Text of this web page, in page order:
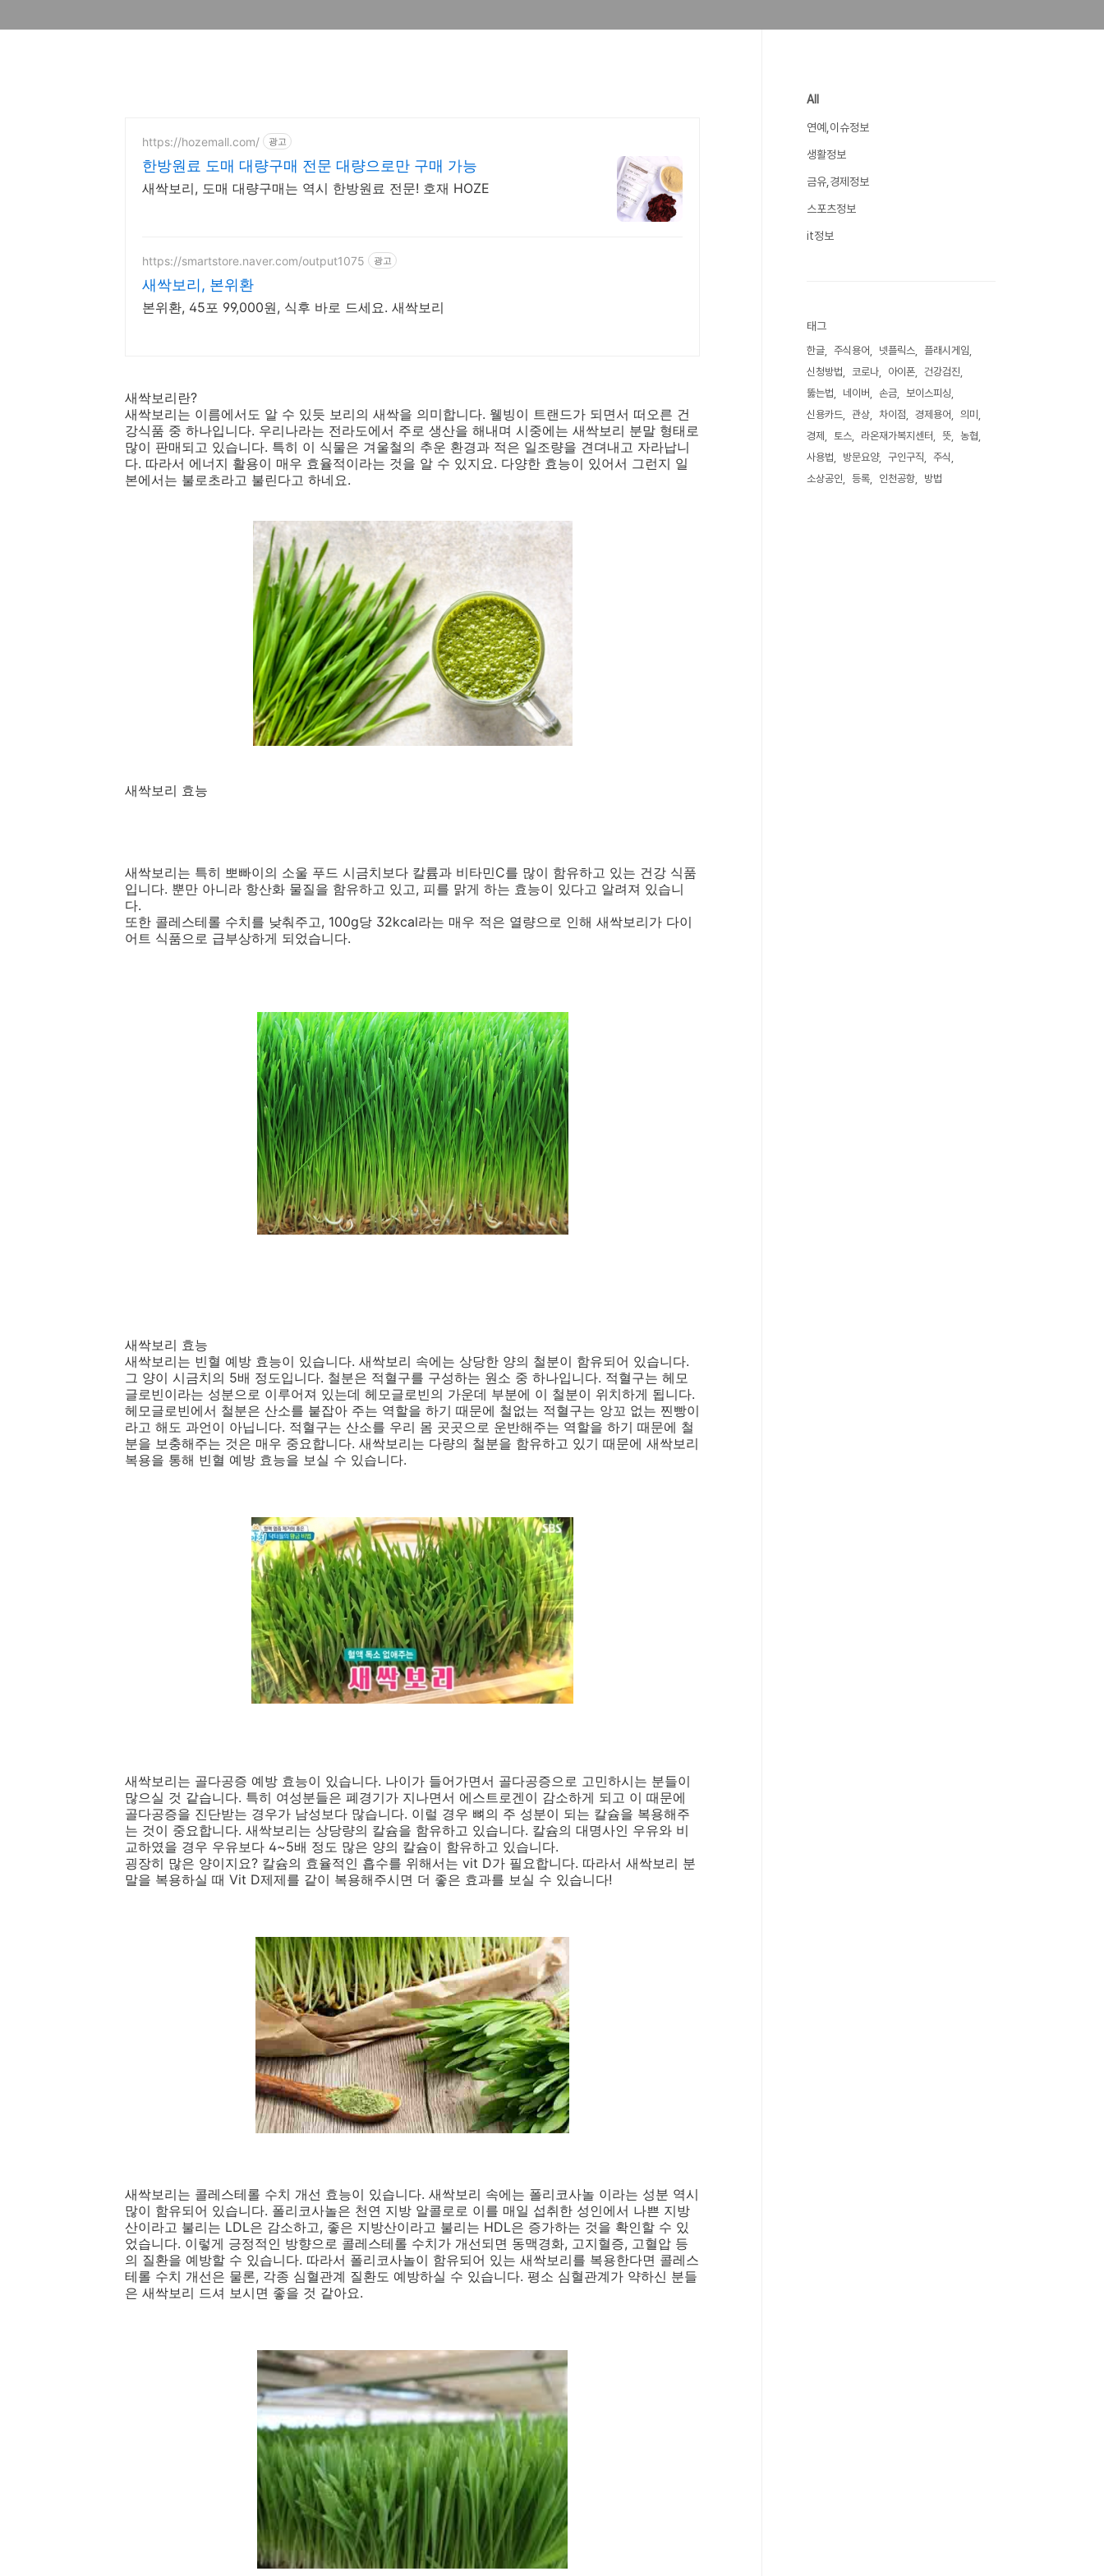
https://hozemall.com/ 광고
한방원료 도매 대량구매 전문 대량으로만 구매 가능
새싹보리, 도매 대량구매는 역시 한방원료 전문! 호재 HOZE
https://smartstore.naver.com/output1075 광고
새싹보리, 본위환
본위환, 45포 99,000원, 식후 바로 드세요. 새싹보리
새싹보리란?
새싹보리는 이름에서도 알 수 있듯 보리의 새싹을 의미합니다. 웰빙이 트랜드가 되면서 떠오른 건
강식품 중 하나입니다. 우리나라는 전라도에서 주로 생산을 해내며 시중에는 새싹보리 분말 형태로
많이 판매되고 있습니다. 특히 이 식물은 겨울철의 추운 환경과 적은 일조량을 견뎌내고 자라납니
다. 따라서 에너지 활용이 매우 효율적이라는 것을 알 수 있지요. 다양한 효능이 있어서 그런지 일
본에서는 불로초라고 불린다고 하네요.
새싹보리 효능
새싹보리는 특히 뽀빠이의 소울 푸드 시금치보다 칼륨과 비타민C를 많이 함유하고 있는 건강 식품
입니다. 뿐만 아니라 항산화 물질을 함유하고 있고, 피를 맑게 하는 효능이 있다고 알려져 있습니
다.
또한 콜레스테롤 수치를 낮춰주고, 100g당 32kcal라는 매우 적은 열량으로 인해 새싹보리가 다이
어트 식품으로 급부상하게 되었습니다.
새싹보리 효능
새싹보리는 빈혈 예방 효능이 있습니다. 새싹보리 속에는 상당한 양의 철분이 함유되어 있습니다.
그 양이 시금치의 5배 정도입니다. 철분은 적혈구를 구성하는 원소 중 하나입니다. 적혈구는 헤모
글로빈이라는 성분으로 이루어져 있는데 헤모글로빈의 가운데 부분에 이 철분이 위치하게 됩니다.
헤모글로빈에서 철분은 산소를 붙잡아 주는 역할을 하기 때문에 철없는 적혈구는 앙꼬 없는 찐빵이
라고 해도 과언이 아닙니다. 적혈구는 산소를 우리 몸 곳곳으로 운반해주는 역할을 하기 때문에 철
분을 보충해주는 것은 매우 중요합니다. 새싹보리는 다량의 철분을 함유하고 있기 때문에 새싹보리
복용을 통해 빈혈 예방 효능을 보실 수 있습니다.
새싹보리는 골다공증 예방 효능이 있습니다. 나이가 들어가면서 골다공증으로 고민하시는 분들이
많으실 것 같습니다. 특히 여성분들은 폐경기가 지나면서 에스트로겐이 감소하게 되고 이 때문에
골다공증을 진단받는 경우가 남성보다 많습니다. 이럴 경우 뼈의 주 성분이 되는 칼슘을 복용해주
는 것이 중요합니다. 새싹보리는 상당량의 칼슘을 함유하고 있습니다. 칼슘의 대명사인 우유와 비
교하였을 경우 우유보다 4~5배 정도 많은 양의 칼슘이 함유하고 있습니다.
굉장히 많은 양이지요? 칼슘의 효율적인 흡수를 위해서는 vit D가 필요합니다. 따라서 새싹보리 분
말을 복용하실 때 Vit D제제를 같이 복용해주시면 더 좋은 효과를 보실 수 있습니다!
새싹보리는 콜레스테롤 수치 개선 효능이 있습니다. 새싹보리 속에는 폴리코사놀 이라는 성분 역시
많이 함유되어 있습니다. 폴리코사놀은 천연 지방 알콜로로 이를 매일 섭취한 성인에서 나쁜 지방
산이라고 불리는 LDL은 감소하고, 좋은 지방산이라고 불리는 HDL은 증가하는 것을 확인할 수 있
었습니다. 이렇게 긍정적인 방향으로 콜레스테롤 수치가 개선되면 동맥경화, 고지혈증, 고혈압 등
의 질환을 예방할 수 있습니다. 따라서 폴리코사놀이 함유되어 있는 새싹보리를 복용한다면 콜레스
테롤 수치 개선은 물론, 각종 심혈관계 질환도 예방하실 수 있습니다. 평소 심혈관계가 약하신 분들
은 새싹보리 드셔 보시면 좋을 것 같아요.
All
연예,이슈정보
생활정보
금유,경제정보
스포츠정보
it정보
태그
한글 주식용어 넷플릭스
플래시게임
신청방법
코로나 아이폰
건강검진
뚫는법
네이버 손금
보이스피싱
신용카드
관상 차이점 경제용어
의미
경제
토스 라온재가복지센터 뜻
농협
사용법
방문요양 구인구직
주식
소상공인
등록 인천공항 방법